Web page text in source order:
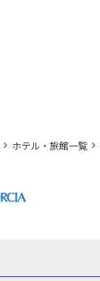
ホテル・旅館一覧